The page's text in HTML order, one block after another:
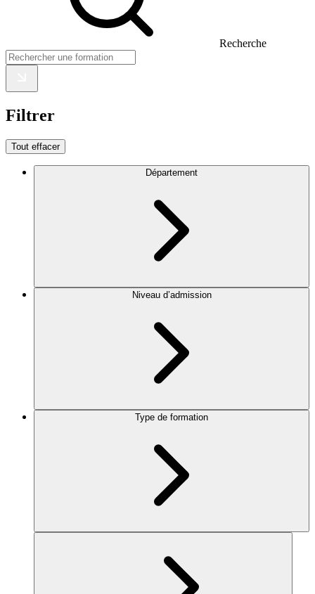
Recherche
Filtrer
Tout effacer
Département
Niveau d’admission
Type de formation